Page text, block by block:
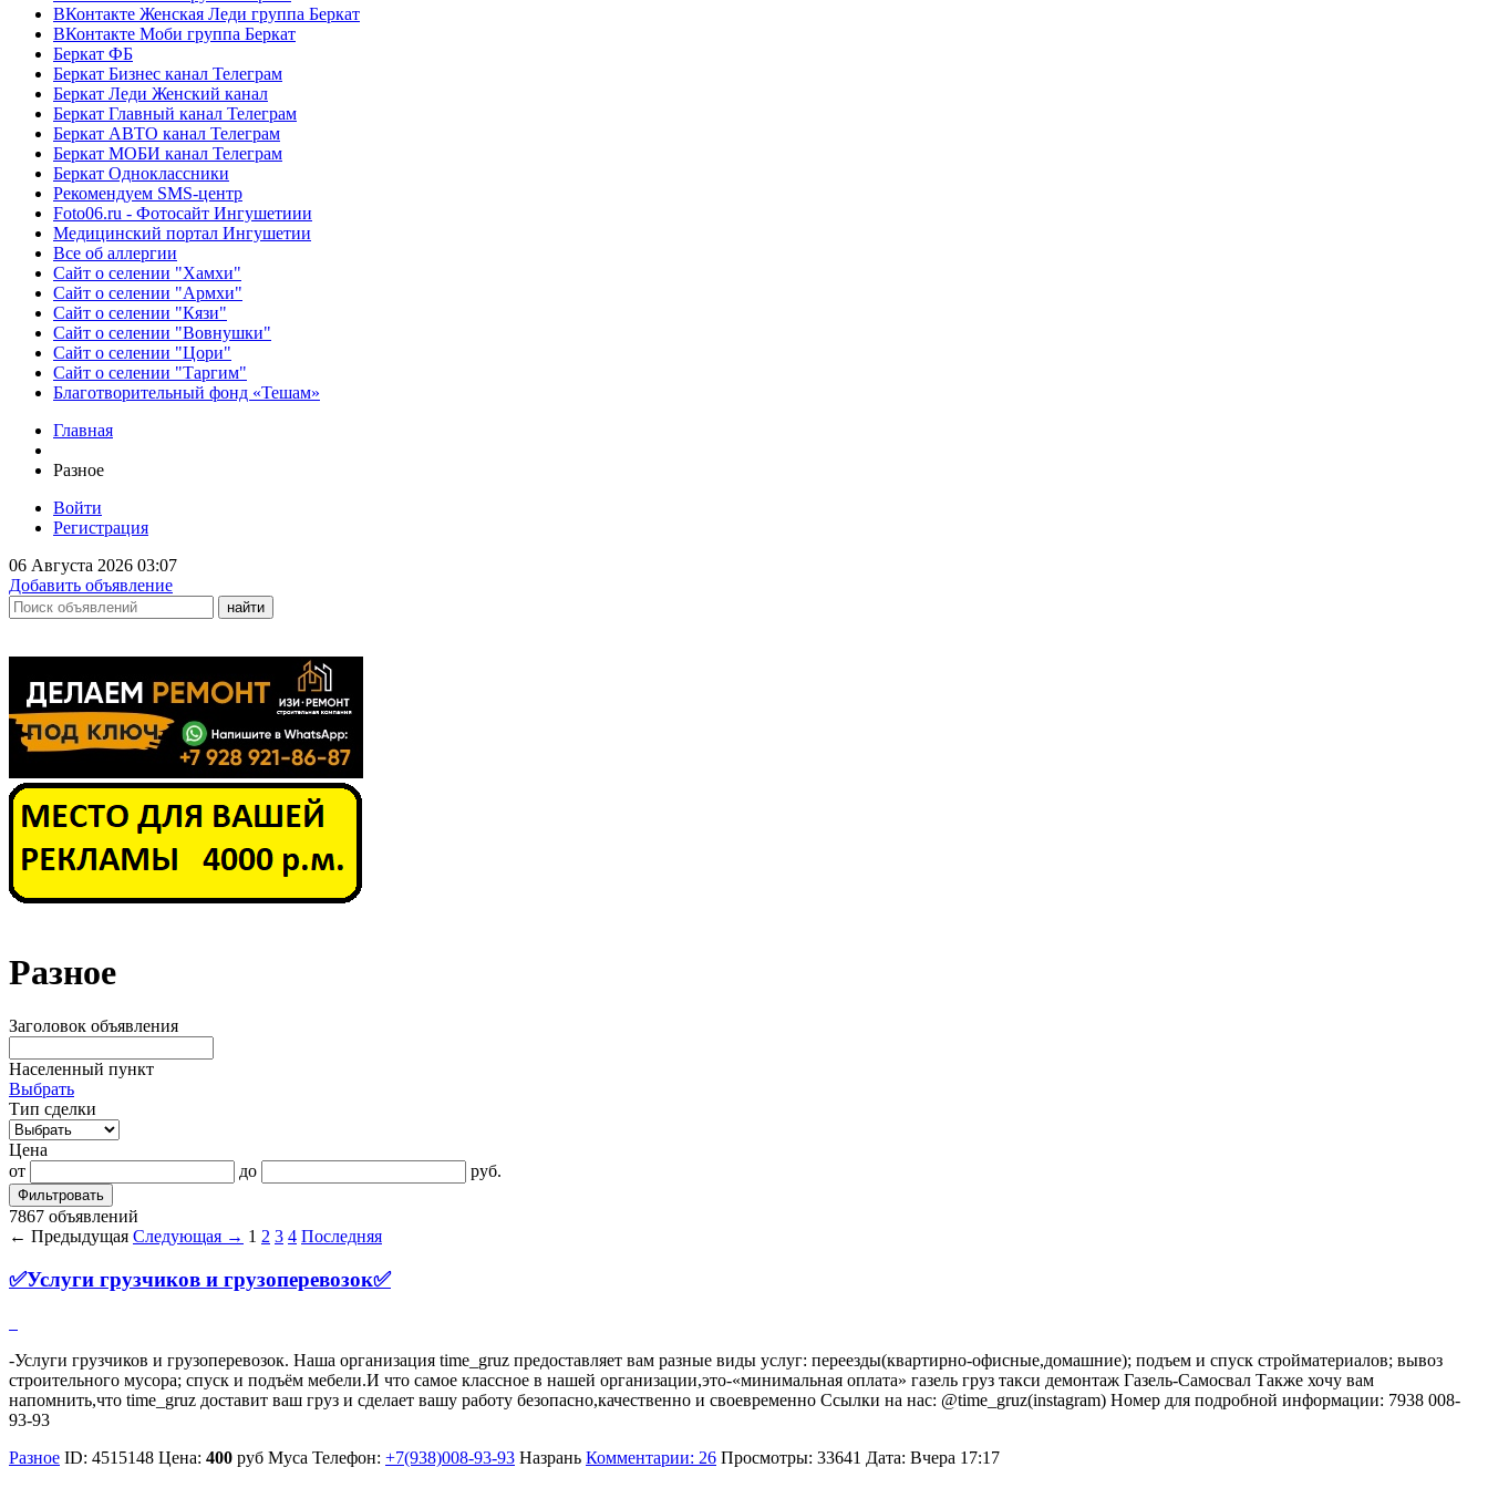
ВКонтакте Женская Леди группа Беркат
ВКонтакте Моби группа Беркат
Беркат ФБ
Беркат Бизнес канал Телеграм
Беркат Леди Женский канал
Беркат Главный канал Телеграм
Беркат АВТО канал Телеграм
Беркат МОБИ канал Телеграм
Беркат Одноклассники
Рекомендуем SMS-центр
Foto06.ru - Фотосайт Ингушетиии
Медицинский портал Ингушетии
Все об аллергии
Сайт о селении "Хамхи"
Сайт о селении "Армхи"
Сайт о селении "Кязи"
Сайт о селении "Вовнушки"
Сайт о селении "Цори"
Сайт о селении "Таргим"
Благотворительный фонд «Тешам»
Главная
Разное
Войти
Регистрация
06 Августа 2026 03:07
Добавить объявление
Разное
Заголовок объявления
Населенный пункт
Выбрать
Тип сделки
Цена
от
до руб.
Фильтровать
7867 объявлений
← Предыдущая Следующая → 1 2 3 4 Последняя
✅Услуги грузчиков и грузоперевозок✅
-Услуги грузчиков и грузоперевозок. Наша организация time_gruz предоставляет вам разные виды услуг: переезды(квартирно-офисные,домашние); подъем и спуск стройматериалов; вывоз
строительного мусора; спуск и подъём мебели.И что самое классное в нашей организации,это-«минимальная оплата» газель груз такси демонтаж Газель-Самосвал Также хочу вам
напомнить,что time_gruz доставит ваш груз и сделает вашу работу безопасно,качественно и своевременно Ссылки на нас: @time_gruz(instagram) Номер для подробной информации: 7938 008-
93-93
Разное ID: 4515148 Цена: 400 руб Муса Телефон: +7(938)008-93-93 Назрань Комментарии: 26 Просмотры: 33641 Дата: Вчера 17:17